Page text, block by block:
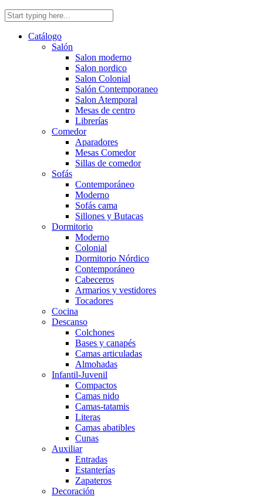
Catálogo
Salón
Salon moderno
Salon nordico
Salon Colonial
Salón Contemporaneo
Salon Atemporal
Mesas de centro
Librerías
Comedor
Aparadores
Mesas Comedor
Sillas de comedor
Sofás
Contemporáneo
Moderno
Sofás cama
Sillones y Butacas
Dormitorio
Moderno
Colonial
Dormitorio Nórdico
Contemporáneo
Cabeceros
Armarios y vestidores
Tocadores
Cocina
Descanso
Colchones
Bases y canapés
Camas articuladas
Almohadas
Infantil-Juvenil
Compactos
Camas nido
Camas-tatamis
Literas
Camas abatibles
Cunas
Auxiliar
Entradas
Estanterías
Zapateros
Decoración